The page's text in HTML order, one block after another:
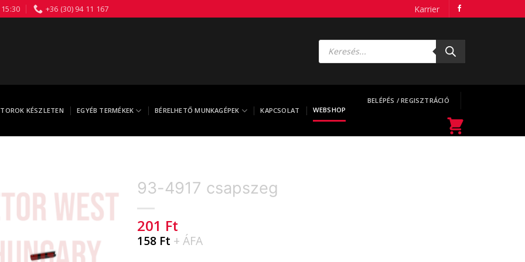
+36 (30) 94 11 167 Karrier
Products
search
KÉSZLETEN EGYÉB TERMÉKEK BÉRELHETŐ MUNKAGÉPEK KAPCSOLAT WEBSHOP
BELÉPÉS / REGISZTRÁCIÓ
93-4917 csapszeg
201 Ft
158 Ft + ÁFA